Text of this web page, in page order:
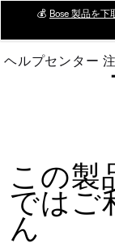
Main
💰 Bose 製品を
ヘルプセンター
この製
ではご
ん